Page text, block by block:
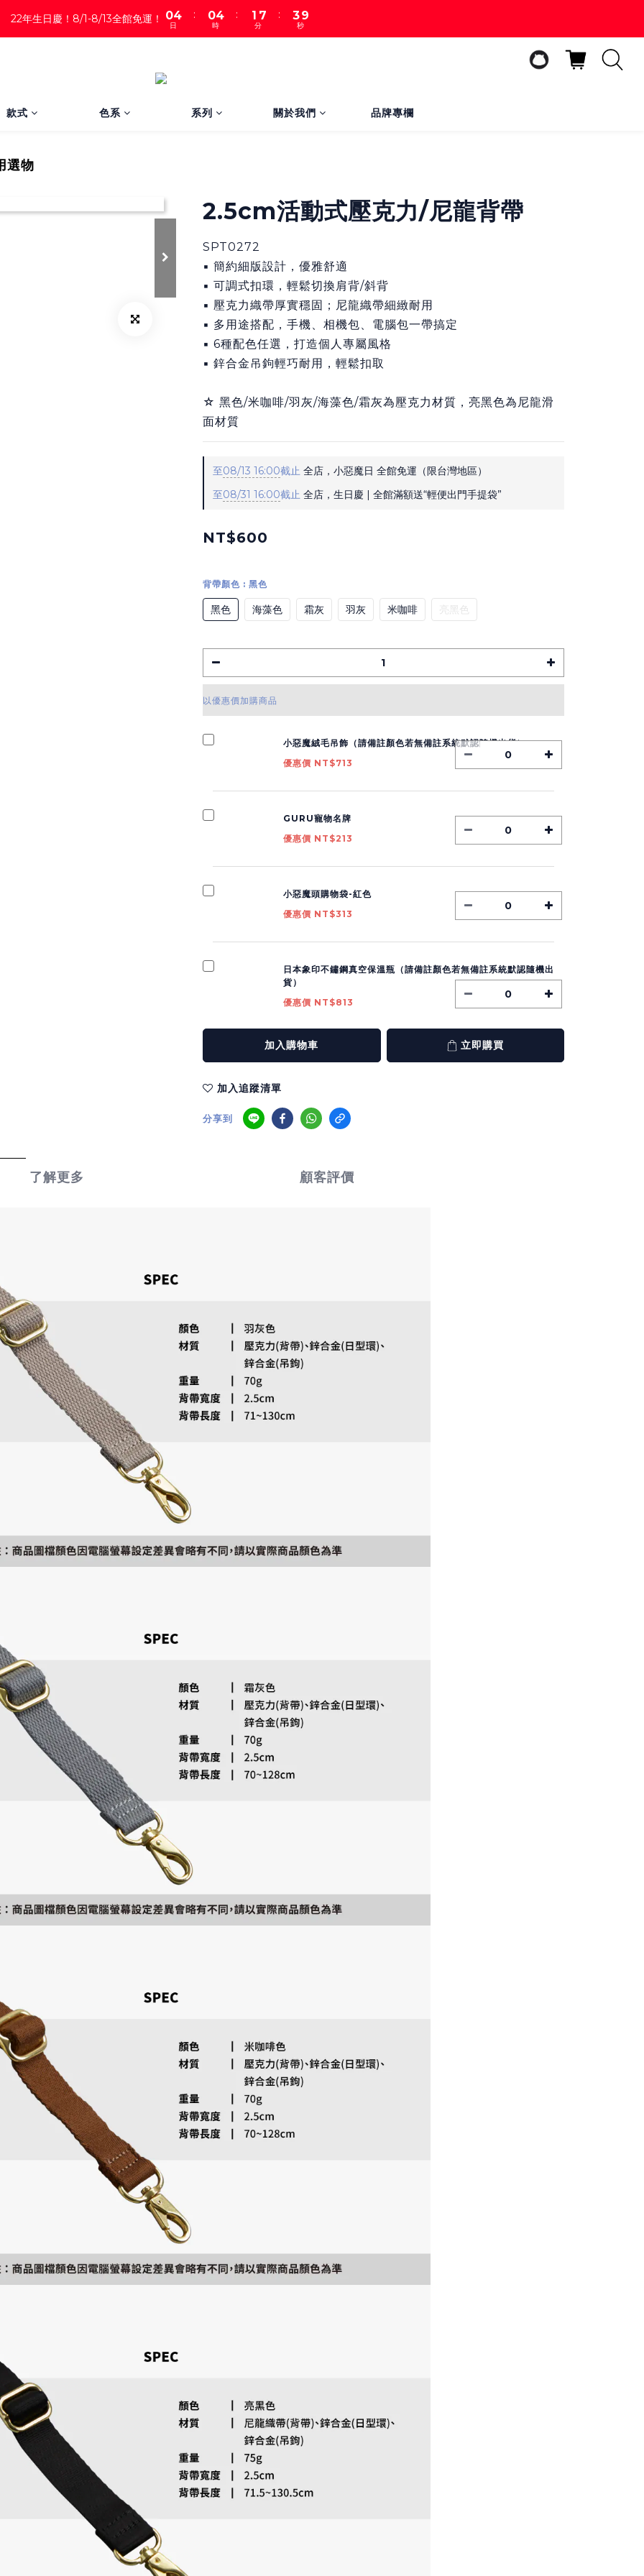
22年生日慶！8/1-8/13全館免運！
04
3
日
:
04
3
時
:
1
0
7
6
分
:
3
2
8
7
2
秒
款式 色系 系列 關於我們 品牌專欄
選物
2.5cm活動式壓克力/尼龍背帶
SPT0272
▪ 簡約細版設計，優雅舒適
▪ 可調式扣環，輕鬆切換肩背/斜背
▪ 壓克力織帶厚實穩固；尼龍織帶細緻耐用
▪ 多用途搭配，手機、相機包、電腦包一帶搞定
▪ 6種配色任選，打造個人專屬風格
▪ 鋅合金吊鉤輕巧耐用，輕鬆扣取
☆ 黑色/米咖啡/羽灰/海藻色/霜灰為壓克力材質，亮黑色為尼龍滑
面材質
至08/13 16:00截止 全店，小惡魔日 全館免運（限台灣地區）
至08/31 16:00截止 全店，生日慶 | 全館滿額送“輕便出門手提袋”
NT$600
背帶顏色 : 黑色
黑色 海藻色 霜灰 羽灰 米咖啡 亮黑色
以優惠價加購商品
小惡魔絨毛吊飾（請備註顏色若無備註系統默認隨機出貨）
優惠價 NT$713
GURU寵物名牌
優惠價 NT$213
小惡魔頭購物袋-紅色
優惠價 NT$313
日本象印不鏽鋼真空保溫瓶（請備註顏色若無備註系統默認隨機出
貨）
優惠價 NT$813
加入購物車 立即購買
加入追蹤清單
分享到
了解更多 顧客評價